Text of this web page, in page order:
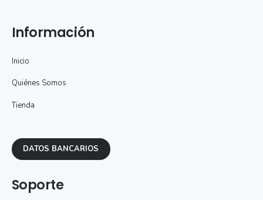
Información
Inicio
Quiénes Somos
Tienda
DATOS BANCARIOS
Soporte